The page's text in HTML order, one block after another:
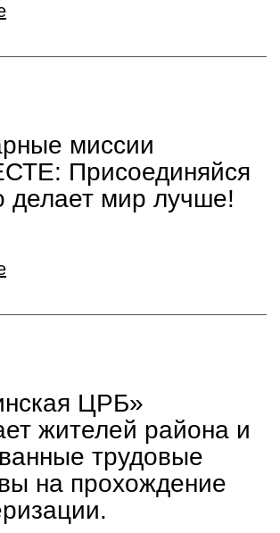
миссии
Присоединяйся
делает мир лучше!
ЦРБ»
жителей района и
трудовые
на прохождение